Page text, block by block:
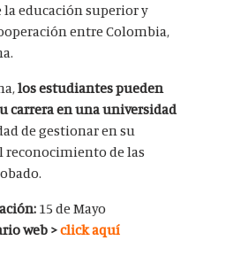
educación superior y
entre Colombia,
los estudiantes pueden
carrera en una universidad
de gestionar en su
reconocimiento de las
15 de Mayo
web >click aquí